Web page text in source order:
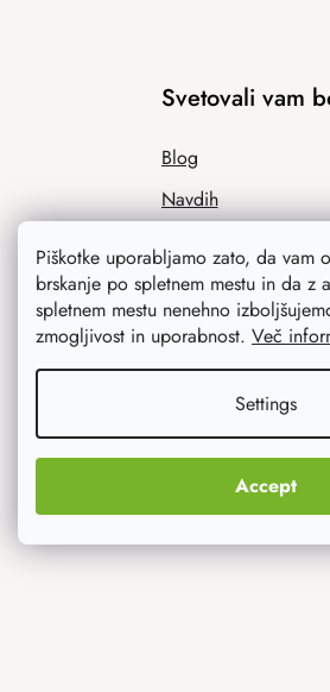
Piškotke uporabljamo zato, da vam
brskanje po spletnem mestu in da z
spletnem mestu nenehno
zmogljivost in uporabnost. Več
Settings
Accept
Svetovali vam
Blog
Navdih
Kaj vas najbolj